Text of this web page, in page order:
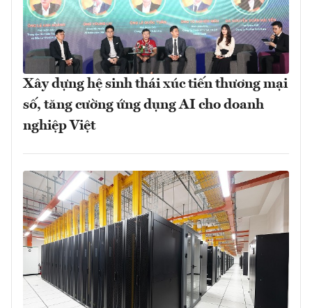
Xây dựng hệ sinh thái xúc tiến thương mại
số, tăng cường ứng dụng AI cho doanh
nghiệp Việt